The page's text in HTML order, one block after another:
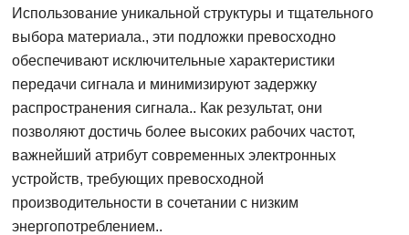
Использование уникальной структуры и тщательного
выбора материала., эти подложки превосходно
обеспечивают исключительные характеристики
передачи сигнала и минимизируют задержку
распространения сигнала.. Как результат, они
позволяют достичь более высоких рабочих частот,
важнейший атрибут современных электронных
устройств, требующих превосходной
производительности в сочетании с низким
энергопотреблением..